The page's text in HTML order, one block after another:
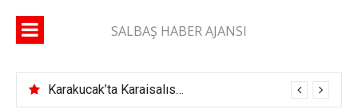
SALBAŞ HABER AJANSI
Karakucak’ta Karaisalıspor fırtınası